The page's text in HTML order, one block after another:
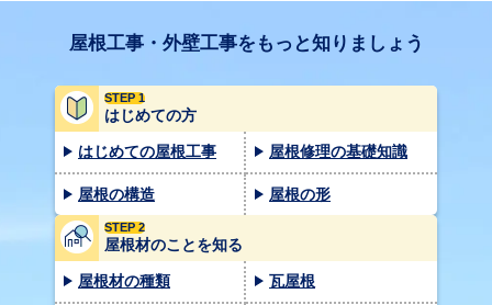
屋根工事・外壁工事をもっと知りましょう
STEP 1
はじめての方
はじめての屋根工事 屋根修理の基礎知識
屋根の構造 屋根の形
STEP 2
屋根材のことを知る
屋根材の種類 瓦屋根